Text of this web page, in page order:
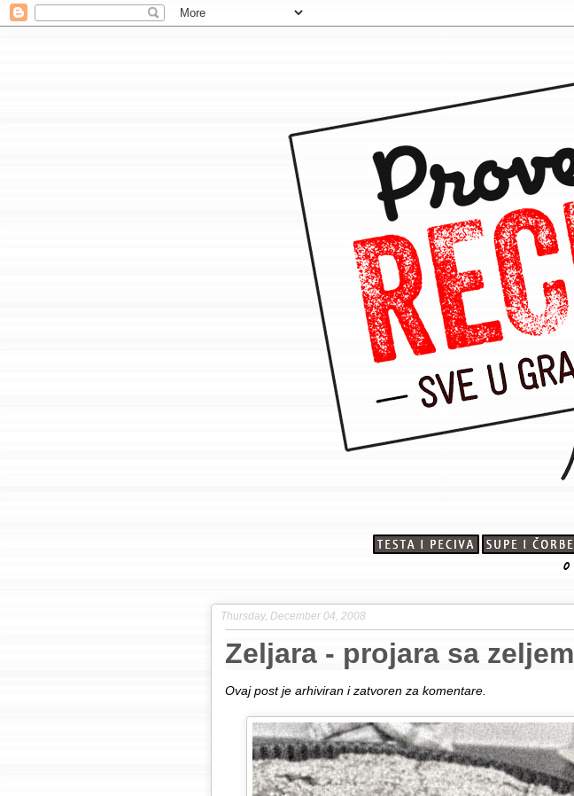
Thursday, December 04, 2008
Zeljara - projara sa zeljem
Ovaj post je arhiviran i zatvoren za komentare.